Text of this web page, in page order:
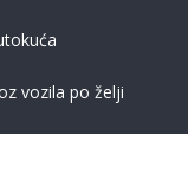
vozila po želji